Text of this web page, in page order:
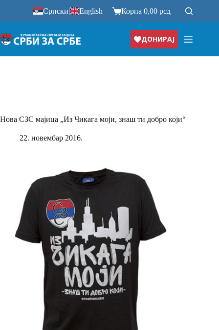
Српски| English Корпа0,00рсд
ДОНИРАЈ
Нова СЗС мајица „Из Чикага моји, знаш ти добро који“
22. новембар 2016.